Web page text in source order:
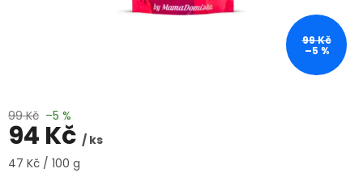
99 Kč
–5 %
99 Kč –5 %
94 Kč / ks
Měrná
47 Kč / 100 g